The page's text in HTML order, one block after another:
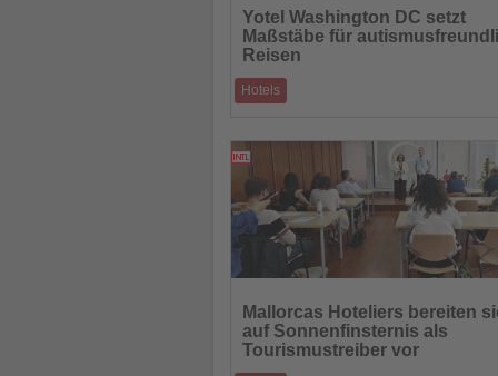
Sie
die
Nachrichten
Yotel Washington DC setzt
Maßstäbe für
Reisen
Hotels
27.04.2026
Sie
die
Nachrichten
Mallorcas Hoteliers bereiten
auf Sonnenfinsternis als
Tourismustreiber vor